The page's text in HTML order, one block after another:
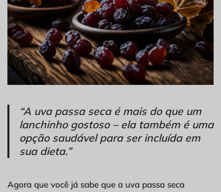
“A uva passa seca é mais do que um
lanchinho gostoso – ela também é uma
opção saudável para ser incluída em
sua dieta.”
Agora que você já sabe que a uva passa seca